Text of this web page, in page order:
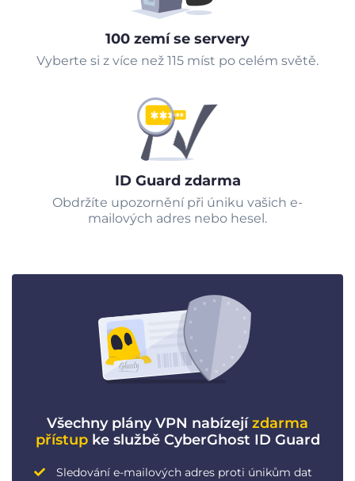
100 zemí se servery
Vyberte si z více než 115 míst po celém světě.
ID Guard zdarma
Obdržíte upozornění při úniku vašich e-
mailových adres nebo hesel.
Všechny plány VPN nabízejízdarma
přístupke službě CyberGhost ID Guard
Sledování e-mailových adres proti únikům dat